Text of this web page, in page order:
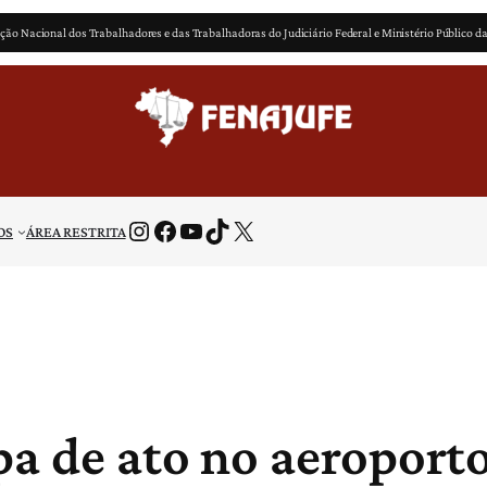
Nacional dos Trabalhadores e das Trabalhadoras do Judiciário Federal e Ministério Público
ÁREA RESTRITAInstagram Facebook Youtube TikTok X
de ato no